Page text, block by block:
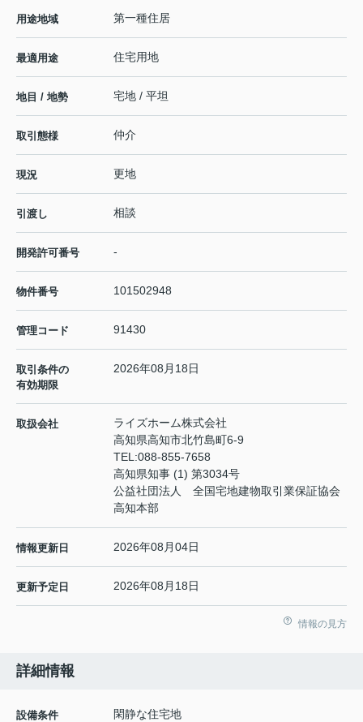
用途地域 第一種住居
最適用途 住宅用地
地目 / 地勢 宅地 / 平坦
取引態様 仲介
現況 更地
引渡し 相談
開発許可番号 -
物件番号 101502948
管理コード 91430
取引条件の
有効期限
2026年08月18日
取扱会社
ライズホーム株式会社
高知県高知市北竹島町6-9
TEL:088-855-7658
高知県知事 (1) 第3034号
公益社団法人 全国宅地建物取引業保証協会
高知本部
情報更新日 2026年08月04日
更新予定日 2026年08月18日
情報の見方
詳細情報
設備条件
閑静な住宅地